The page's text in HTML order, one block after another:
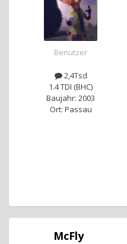
Benutzer
2,4Tsd
1.4 TDI (BHC)
Baujahr: 2003
Ort: Passau
McFly